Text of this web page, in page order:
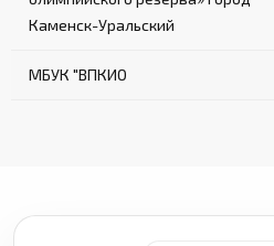
Каменск-Уральский
МБУК "ВПКИО